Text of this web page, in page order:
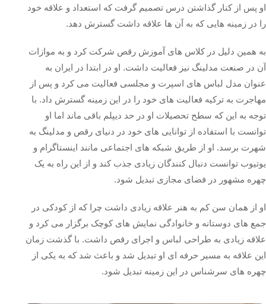
او پس از کنار گذاشتن درس تصمیم گرفت که استعداد و علاقه خود
را در زمینه‌ هایی که به آن‌ ها علاقه داشت گسترش دهد.
به همین دلیل در کلاس‌ های آموزش رقص شرکت کرد و به موازات
آن در صنعت مدلینگ نیز فعالیت داشت. او در ابتدا در ایران به‌
عنوان مدل لباس‌ های اسپرت و مجلسی فعالیت می‌ کرد و پس از
مهاجرت به ترکیه فعالیت‌ های خود را در این زمینه گسترش داد. با
توجه به این که سطح تحصیلات او در حد دیپلم باقی ماند اما او
توانست با استفاده از توانایی‌ های خود در دنیای رقص و مدلینگ به
شهرت برسد. او از طریق شبکه‌ های اجتماعی مانند اینستاگرام و
یوتیوب توانست دنبال‌ کنندگان زیادی جذب کند و از این راه به یک
چهره مشهور در فضای مجازی تبدیل شود.
او از همان سن کم به هنر علاقه زیادی داشت چرا که از کودکی در
جمع‌ های دوستانه و خانوادگی نمایش‌ های کوچک برگزار می‌ کرد و
علاقه زیادی به طراحی لباس و اجرای رقص داشت. با گذشت زمان
این علاقه به مسیر حرفه‌ ای او تبدیل شد و باعث شد که به یکی از
چهره‌ های سرشناس در این زمینه تبدیل شود.